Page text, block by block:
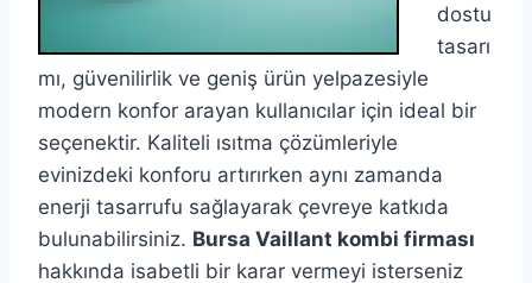
dostu
tasarı
mı, güvenilirlik ve geniş ürün yelpazesiyle
modern konfor arayan kullanıcılar için ideal bir
seçenektir. Kaliteli ısıtma çözümleriyle
evinizdeki konforu artırırken aynı zamanda
enerji tasarrufu sağlayarak çevreye katkıda
bulunabilirsiniz. Bursa Vaillant kombi firması
hakkında isabetli bir karar vermeyi isterseniz